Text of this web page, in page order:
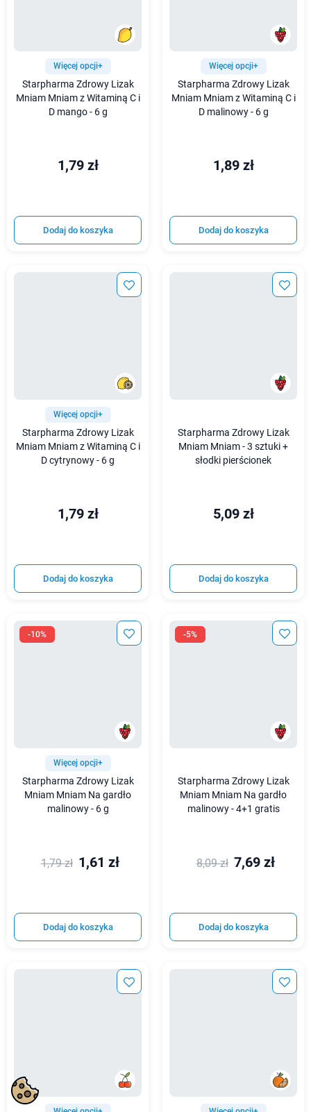
Więcej opcji+
Starpharma Zdrowy Lizak
Mniam Mniam z Witaminą C i
D mango - 6 g
1,79 zł
Dodaj do koszyka
Więcej opcji+
Starpharma Zdrowy Lizak
Mniam Mniam z Witaminą C i
D malinowy - 6 g
1,89 zł
Dodaj do koszyka
Więcej opcji+
Starpharma Zdrowy Lizak
Mniam Mniam z Witaminą C i
D cytrynowy - 6 g
1,79 zł
Dodaj do koszyka
Starpharma Zdrowy Lizak
Mniam Mniam - 3 sztuki +
słodki pierścionek
5,09 zł
Dodaj do koszyka
-10%
Więcej opcji+
Starpharma Zdrowy Lizak
Mniam Mniam Na gardło
malinowy - 6 g
1,79 zł 1,61 zł
Dodaj do koszyka
-5%
Starpharma Zdrowy Lizak
Mniam Mniam Na gardło
malinowy - 4+1 gratis
8,09 zł 7,69 zł
Dodaj do koszyka